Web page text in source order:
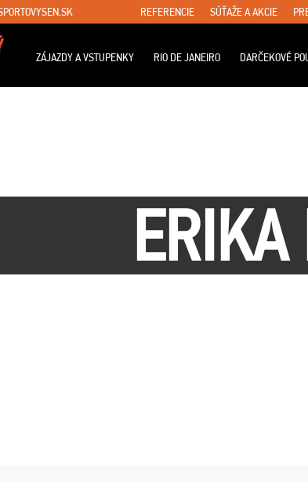
REFERENCIE SÚŤAŽE A AKCIE
ZÁJAZDY A VSTUPENKY RIO DE JANEIRO DARČEKOVÉ